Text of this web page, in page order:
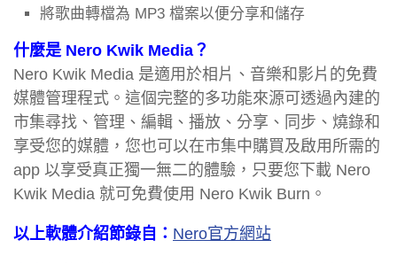
將歌曲轉檔為 MP3 檔案以便分享和儲存
什麼是 Nero Kwik Media？
Nero Kwik Media 是適用於相片、音樂和影片的免費
媒體管理程式。這個完整的多功能來源可透過內建的
市集尋找、管理、編輯、播放、分享、同步、燒錄和
享受您的媒體，您也可以在市集中購買及啟用所需的
app 以享受真正獨一無二的體驗，只要您下載 Nero
Kwik Media 就可免費使用 Nero Kwik Burn。
以上軟體介紹節錄自： Nero官方網站